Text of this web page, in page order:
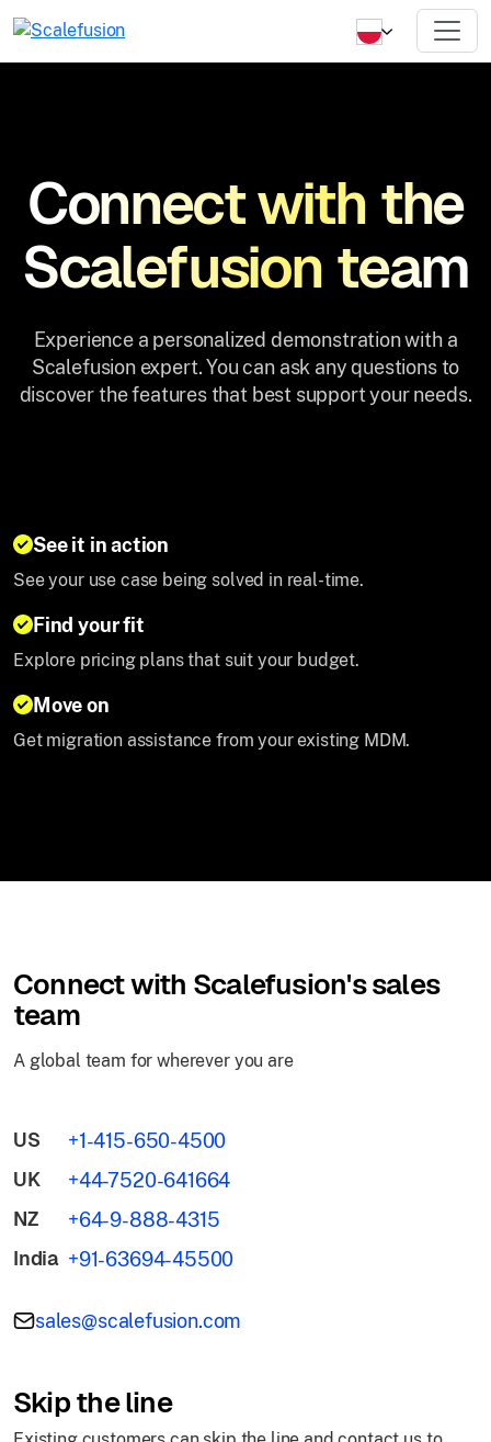
Connect with the
Scalefusion team
Experience a personalized demonstration with a
Scalefusion expert. You can ask any questions to
discover the features that best support your needs.
See it in action
See your use case being solved in real-time.
Find your fit
Explore pricing plans that suit your budget.
Move on
Get migration assistance from your existing MDM.
Connect with Scalefusion's sales
team
A global team for wherever you are
US +1-415-650-4500
UK +44-7520-641664
NZ +64-9-888-4315
India +91-63694-45500
sales@scalefusion.com
Skip the line